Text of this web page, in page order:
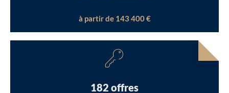
à partir de 143 400 €
182 offres